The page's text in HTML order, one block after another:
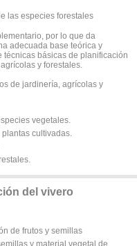
las especies forestales
por lo que da
adecuada base teórica y
básicas de planificación
y forestales.
de jardinería, agrícolas y
vegetales.
cultivadas.
del vivero
de frutos y semillas
y material vegetal de